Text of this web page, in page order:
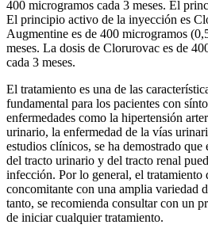
400 microgramos cada 3 meses. El
El principio activo de la inyección es
Augmentine es de 400 microgramos
meses. La dosis de Clorurovac es de
cada 3 meses.
El tratamiento es una de las
fundamental para los pacientes con
enfermedades como la hipertensión
urinario, la enfermedad de la vías
estudios clínicos, se ha demostrado
del tracto urinario y del tracto renal
infección. Por lo general, el tratamiento
concomitante con una amplia variedad
tanto, se recomienda consultar con un
de iniciar cualquier tratamiento.